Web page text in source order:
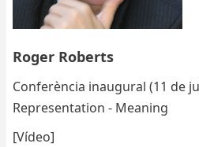
Roger Roberts
Conferència inaugural (11 de
Representation - Meaning
[Vídeo]